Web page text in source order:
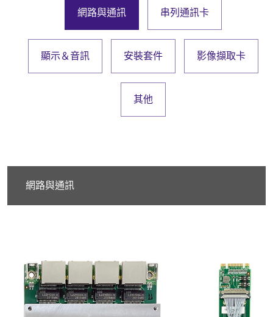
網路與通訊 串列通訊卡
顯示＆音訊 安裝套件 影像擷取卡
其他
網路與通訊